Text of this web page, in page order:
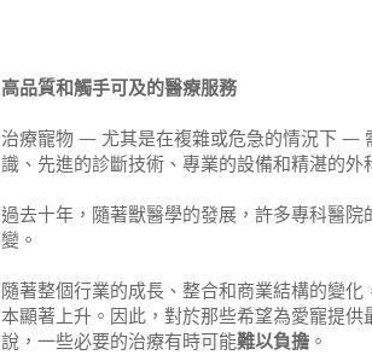
高品質和觸手可及的醫療服務
治療寵物 — 尤其是在複雜或危急的情況下 —
識、先進的診斷技術、專業的設備和精湛的外
過去十年，隨著獸醫學的發展，許多專科醫院
變。
隨著整個行業的成長、整合和商業結構的變化
本顯著上升。因此，對於那些希望為愛寵提供
說，一些必要的治療有時可能難以負擔 。